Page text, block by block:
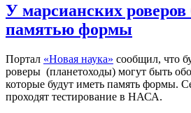
У марсианских роверов
памятью формы
Портал «Новая наука» сообщил, что
роверы (планетоходы) могут быть
которые будут иметь память формы.
проходят тестирование в НАСА.